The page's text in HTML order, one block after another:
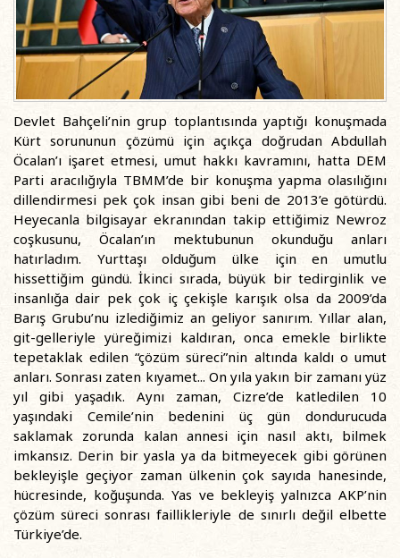
Devlet Bahçeli’nin grup toplantısında yaptığı konuşmada
Kürt sorununun çözümü için açıkça doğrudan Abdullah
Öcalan’ı işaret etmesi, umut hakkı kavramını, hatta DEM
Parti aracılığıyla TBMM’de bir konuşma yapma olasılığını
dillendirmesi pek çok insan gibi beni de 2013’e götürdü.
Heyecanla bilgisayar ekranından takip ettiğimiz Newroz
coşkusunu, Öcalan’ın mektubunun okunduğu anları
hatırladım. Yurttaşı olduğum ülke için en umutlu
hissettiğim gündü. İkinci sırada, büyük bir tedirginlik ve
insanlığa dair pek çok iç çekişle karışık olsa da 2009’da
Barış Grubu’nu izlediğimiz an geliyor sanırım. Yıllar alan,
git-gelleriyle yüreğimizi kaldıran, onca emekle birlikte
tepetaklak edilen “çözüm süreci”nin altında kaldı o umut
anları. Sonrası zaten kıyamet... On yıla yakın bir zamanı yüz
yıl gibi yaşadık. Aynı zaman, Cizre’de katledilen 10
yaşındaki Cemile’nin bedenini üç gün dondurucuda
saklamak zorunda kalan annesi için nasıl aktı, bilmek
imkansız. Derin bir yasla ya da bitmeyecek gibi görünen
bekleyişle geçiyor zaman ülkenin çok sayıda hanesinde,
hücresinde, koğuşunda. Yas ve bekleyiş yalnızca AKP’nin
çözüm süreci sonrası faillikleriyle de sınırlı değil elbette
Türkiye’de.